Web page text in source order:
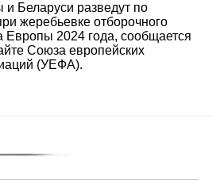
Беларуси разведут по
жеребьевке отборочного
Европы 2024 года, сообщается
Союза европейских
(УЕФА).